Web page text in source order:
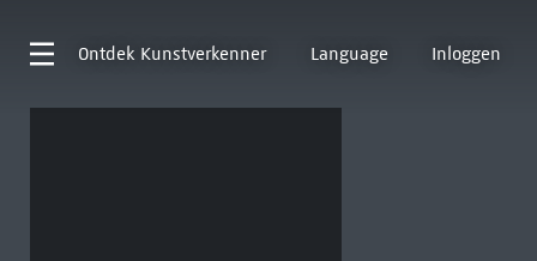
Ontdek Kunstverkenner Language Inloggen